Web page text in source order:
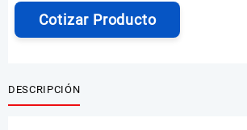
Cotizar Producto
DESCRIPCIÓN